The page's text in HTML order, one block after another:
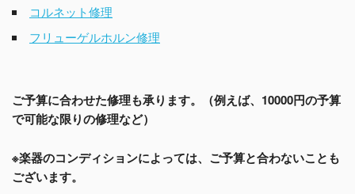
コルネット修理
フリューゲルホルン修理
ご予算に合わせた修理も承ります。（例えば、10000円の予算
で可能な限りの修理など）
※楽器のコンディションによっては、ご予算と合わないことも
ございます。